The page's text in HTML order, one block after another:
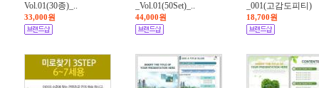
Vol.01(30종)_..
33,000원
_Vol.01(50Set)_..
44,000원
_001(고감도피티)
18,700원